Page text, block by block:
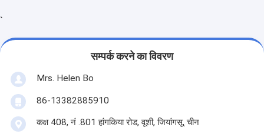
`
सम्पर्क करने का विवरण
Mrs. Helen Bo
86-13382885910
कक्ष 408, नं .801 हांगकिया रोड, वूशी, जियांगसू, चीन